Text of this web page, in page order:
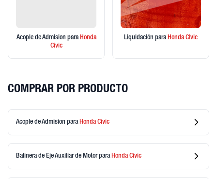
Acople de Admision paraHonda
Civic
Liquidación paraHondaCivic
COMPRAR POR PRODUCTO
Acople de Admision para HondaCivic
Balinera de Eje Auxiliar de Motorpara HondaCivic